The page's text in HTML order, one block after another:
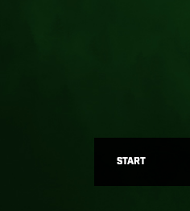
START